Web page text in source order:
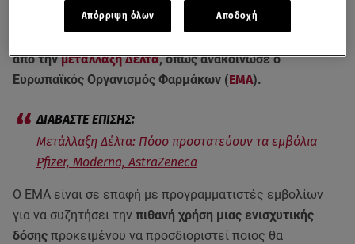
Και τα τέσσερα εγκεκριμένα εμβόλια (Pfizer
από τηνμετάλλαξη Δέλτα, όπως ανακοίνωσε ο
Ευρωπαϊκός Οργανισμός Φαρμάκων (ΕΜΑ).
Μετάλλαξη Δέλτα: Πόσο προστατεύουν τα εμβόλια
Pfizer, Moderna, AstraZeneca
Ο ΕΜΑ είναι σε επαφή με προγραμματιστές εμβολίων
για να συζητήσει την πιθανή χρήση μιας ενισχυτικής
δόσης προκειμένου να προσδιοριστεί ποιος θα
Απόρριψη όλων Αποδοχή